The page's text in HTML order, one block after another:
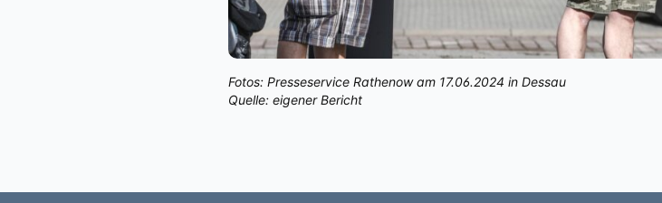
Fotos: Presseservice Rathenow am 17.06.2024 in Dessau
Quelle: eigener Bericht